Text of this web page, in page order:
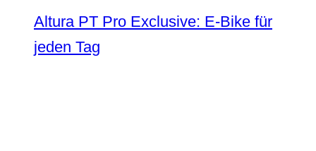
Altura PT Pro Exclusive: E-Bike für
jeden Tag